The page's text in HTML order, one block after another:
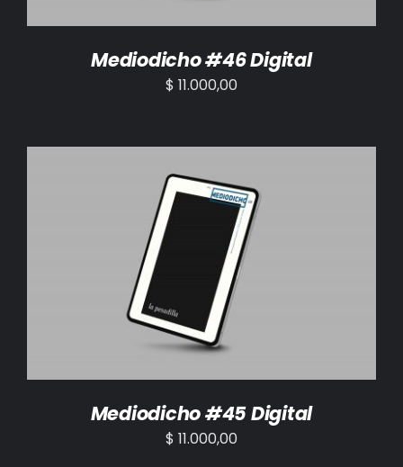
Mediodicho #46 Digital
$ 11.000,00
AÑADIR AL CARRITO /
Mediodicho #45 Digital
$ 11.000,00